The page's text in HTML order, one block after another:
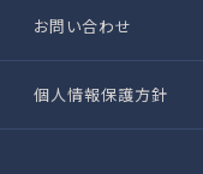
お問い合わせ
個人情報保護方針